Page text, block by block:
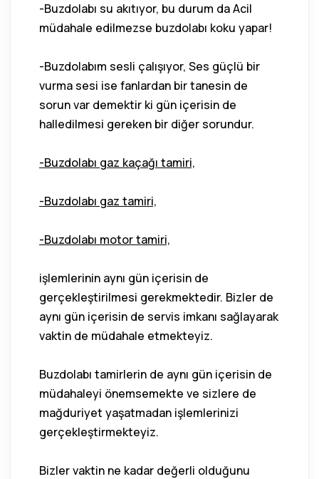
-Buzdolabı su akıtıyor, bu durum da Acil
müdahale edilmezse buzdolabı koku yapar!
-Buzdolabım sesli çalışıyor, Ses güçlü bir
vurma sesi ise fanlardan bir tanesin de
sorun var demektir ki gün içerisin de
halledilmesi gereken bir diğer sorundur.
-Buzdolabı gaz kaçağı tamiri,
-Buzdolabı gaz tamiri,
-Buzdolabı motor tamiri,
işlemlerinin aynı gün içerisin de
gerçekleştirilmesi gerekmektedir. Bizler de
aynı gün içerisin de servis imkanı sağlayarak
vaktin de müdahale etmekteyiz.
Buzdolabı tamirlerin de aynı gün içerisin de
müdahaleyi önemsemekte ve sizlere de
mağduriyet yaşatmadan işlemlerinizi
gerçekleştirmekteyiz.
Bizler vaktin ne kadar değerli olduğunu